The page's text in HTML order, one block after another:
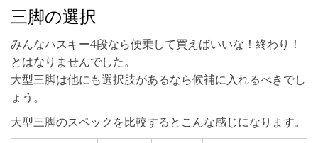
三脚の選択
みんなハスキー4段なら便乗して買えばいいな！終わり！
とはなりませんでした。
大型三脚は他にも選択肢があるなら候補に入れるべきでし
ょう。
大型三脚のスペックを比較するとこんな感じになります。